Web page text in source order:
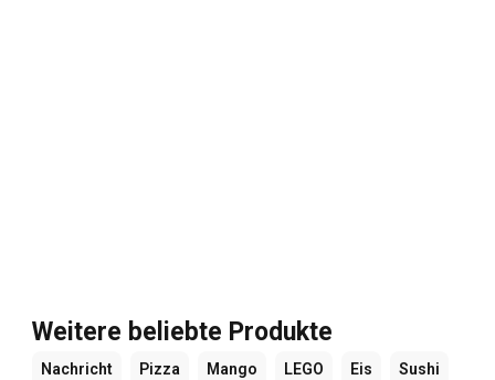
Weitere beliebte Produkte
Nachricht Pizza Mango LEGO Eis Sushi